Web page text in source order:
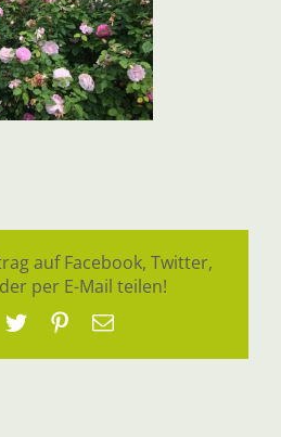
auf Facebook, Twitter,
per E-Mail teilen!
TwitterPinterest
E-